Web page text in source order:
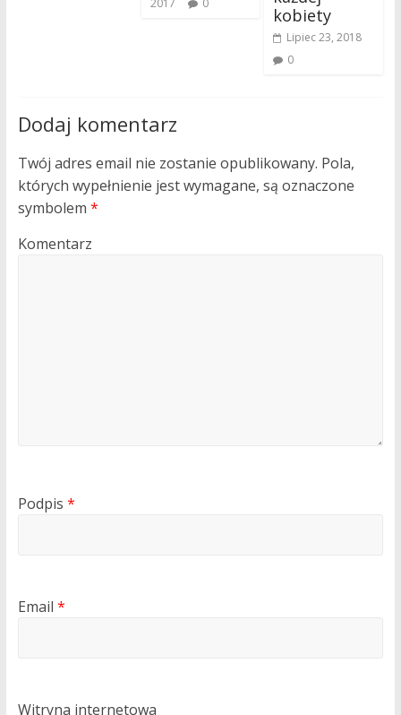
2017
0
kobiety
Lipiec 23, 2018
0
Dodaj komentarz
Twój adres email nie zostanie opublikowany. Pola,
których wypełnienie jest wymagane, są oznaczone
symbolem *
Komentarz
Podpis *
Email *
Witryna internetowa